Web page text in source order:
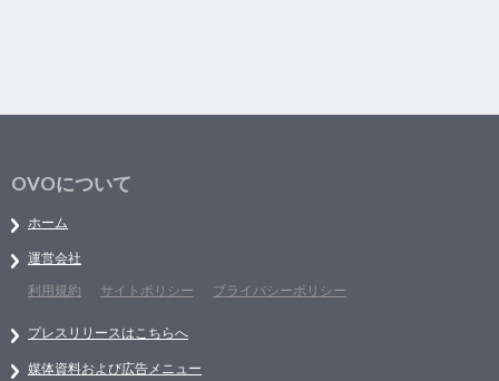
OVOについて
ホーム
運営会社
利用規約
サイトポリシー プライバシーポリシー
プレスリリースはこちらへ
媒体資料および広告メニュー